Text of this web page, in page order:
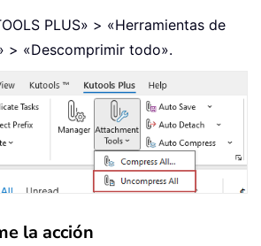
PLUS» > «Herramientas de
> «Descomprimir todo».
la acción